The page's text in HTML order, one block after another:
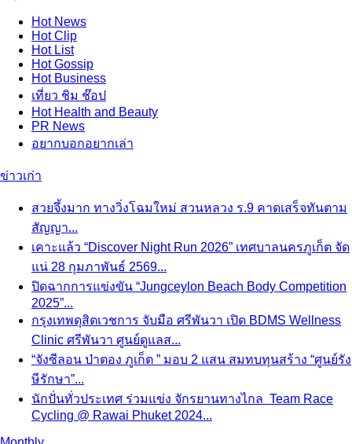
HotNews
HotClip
HotList
HotGossip
HotBusiness
เที่ยว ชิม ช๊อป
HotHealth and Beauty
PR News
อยากบอกอยากเล่า
ข่าวเก่า
สวยจึ้งมาก ทางวิ่งโฉมใหม่ สวนหลวง ร.9 คาดเสร็จทันตาม
สัญญา...
เคาะแล้ว “Discover Night Run 2026” เทศบาลนครภูเก็ต จัด
แน่ 28 กุมภาพันธ์ 2569...
ปิดฉากการแข่งขัน “Jungceylon Beach Body Competition
2025”...
กรุงเทพดุสิตเวชการ จับมือ ศรีพันวา เปิด BDMS Wellness
Clinic ศรีพันวา ศูนย์ดูแลส...
“จังซีลอน ป่าตอง ภูเก็ต ” มอบ 2 แสน สมทบทุนสร้าง “ศูนย์รัง
ษีรักษา”...
นักปั่นทั่วประเทศ ร่วมแข่ง จักรยานทางไกล Team Race
Cycling @ Rawai Phuket 2024...